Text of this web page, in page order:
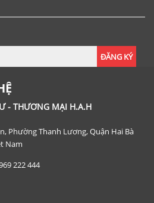
ĐĂNG KÝ
- THƯƠNG MẠI H.A.H
Phường Thanh Lương, Quận Hai Bà
Nam
222 444